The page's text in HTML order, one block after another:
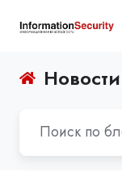
Новости